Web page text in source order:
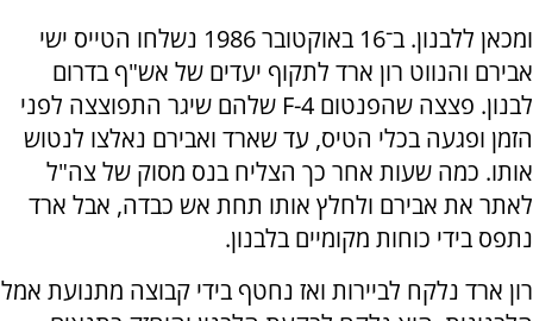
ומכאן ללבנון. ב־16 באוקטובר 1986 נשלחו הטייס ישי
אבירם והנווט רון ארד לתקוף יעדים של אש"ף בדרום
לבנון. פצצה שהפנטום F-4 שלהם שיגר התפוצצה לפני
הזמן ופגעה בכלי הטיס, עד שארד ואבירם נאלצו לנטוש
אותו. כמה שעות אחר כך הצליח בנס מסוק של צה"ל
לאתר את אבירם ולחלץ אותו תחת אש כבדה, אבל ארד
נתפס בידי כוחות מקומיים בלבנון.
רון ארד נלקח לביירות ואז נחטף בידי קבוצה מתנועת אמל